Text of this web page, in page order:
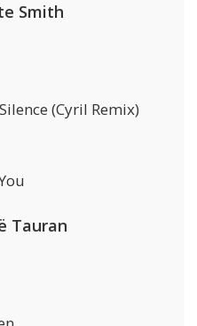
Smith
(Cyril Remix)
Tauran